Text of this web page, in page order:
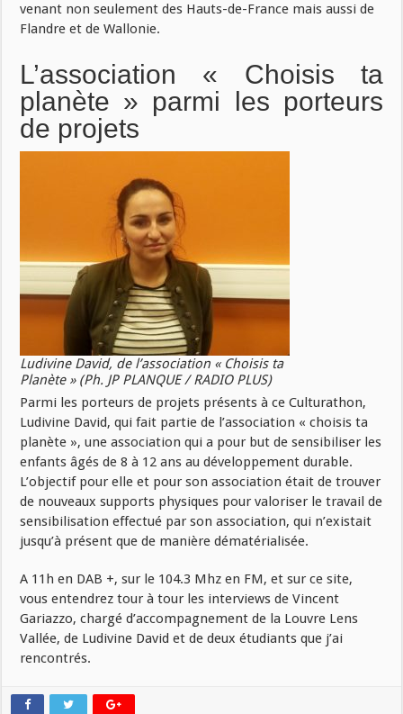
venant non seulement des Hauts-de-France mais aussi de
Flandre et de Wallonie.
L’association « Choisis ta
planète » parmi les porteurs
de projets
Ludivine David, de l’association « Choisis ta
Planète » (Ph. JP PLANQUE / RADIO PLUS)
Parmi les porteurs de projets présents à ce Culturathon,
Ludivine David, qui fait partie de l’association « choisis ta
planète », une association qui a pour but de sensibiliser les
enfants âgés de 8 à 12 ans au développement durable.
L’objectif pour elle et pour son association était de trouver
de nouveaux supports physiques pour valoriser le travail de
sensibilisation effectué par son association, qui n’existait
jusqu’à présent que de manière dématérialisée.
A 11h en DAB +, sur le 104.3 Mhz en FM, et sur ce site,
vous entendrez tour à tour les interviews de Vincent
Gariazzo, chargé d’accompagnement de la Louvre Lens
Vallée, de Ludivine David et de deux étudiants que j’ai
rencontrés.